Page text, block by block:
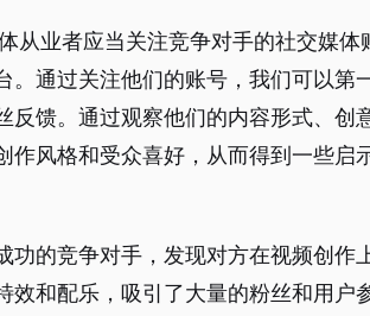
从业者应当关注竞争对手的社交媒体
。通过关注他们的账号，我们可以第
反馈。通过观察他们的内容形式、创
作风格和受众喜好，从而得到一些启
功的竞争对手，发现对方在视频创作
效和配乐，吸引了大量的粉丝和用户